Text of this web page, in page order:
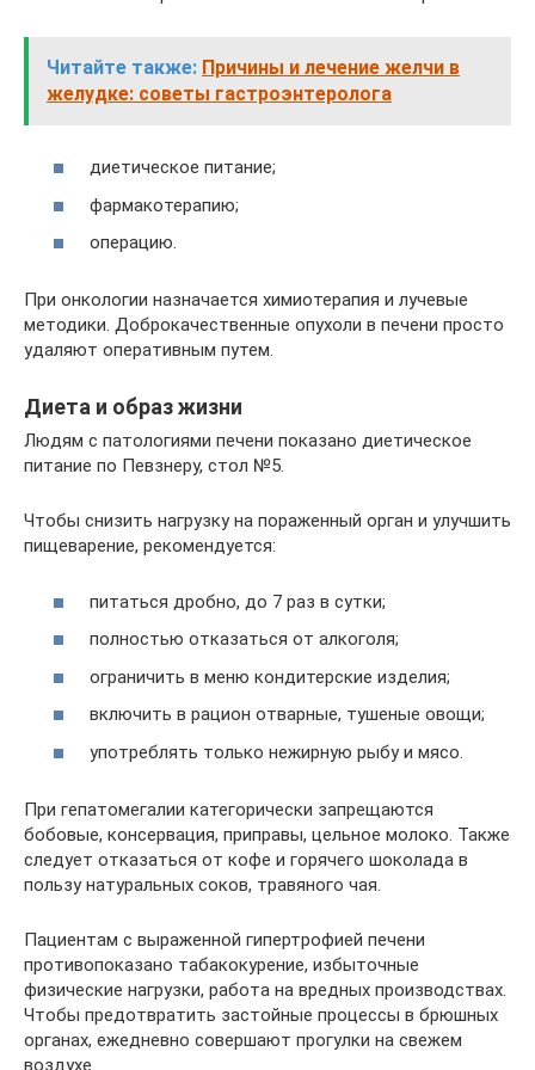
Читайте также: Причины и лечение желчи в
желудке: советы гастроэнтеролога
диетическое питание;
фармакотерапию;
операцию.
При онкологии назначается химиотерапия и лучевые
методики. Доброкачественные опухоли в печени просто
удаляют оперативным путем.
Диета и образ жизни
Людям с патологиями печени показано диетическое
питание по Певзнеру, стол №5.
Чтобы снизить нагрузку на пораженный орган и улучшить
пищеварение, рекомендуется:
питаться дробно, до 7 раз в сутки;
полностью отказаться от алкоголя;
ограничить в меню кондитерские изделия;
включить в рацион отварные, тушеные овощи;
употреблять только нежирную рыбу и мясо.
При гепатомегалии категорически запрещаются
бобовые, консервация, приправы, цельное молоко. Также
следует отказаться от кофе и горячего шоколада в
пользу натуральных соков, травяного чая.
Пациентам с выраженной гипертрофией печени
противопоказано табакокурение, избыточные
физические нагрузки, работа на вредных производствах.
Чтобы предотвратить застойные процессы в брюшных
органах, ежедневно совершают прогулки на свежем
воздухе.